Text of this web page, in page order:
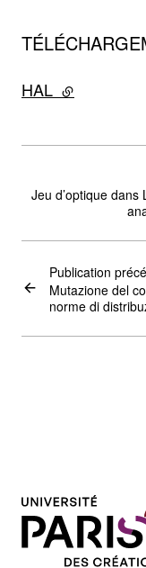
HAL - lien externe
Publication
Mutazione del
norme di
Jeu d’optique